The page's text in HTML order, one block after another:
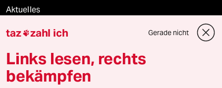
Aktuelles
Hausblog
Die Seitenwende
Stellen
taz zahl ich Gerade nicht
Links lesen, rechts
bekämpfen